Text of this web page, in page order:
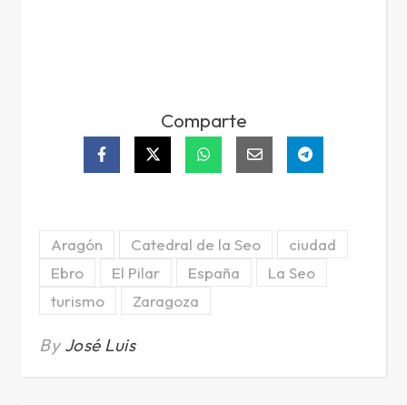
Comparte
Aragón Catedral de la Seo
ciudad
Ebro
El Pilar España
La Seo
turismo
Zaragoza
ByJosé Luis